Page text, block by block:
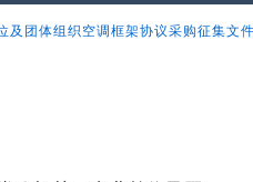
及团体组织空调框架协议采购征集文